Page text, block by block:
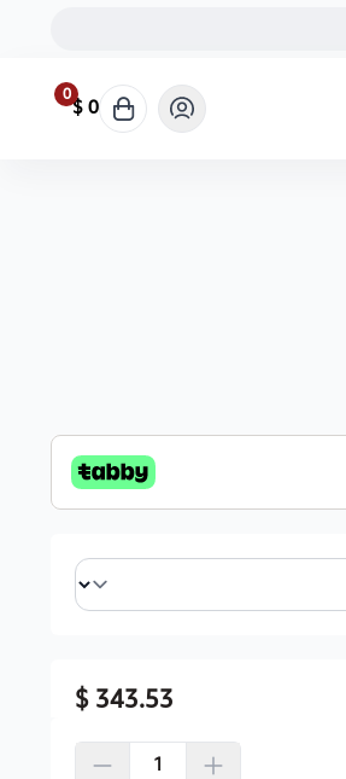
0 0 $
343.53 $